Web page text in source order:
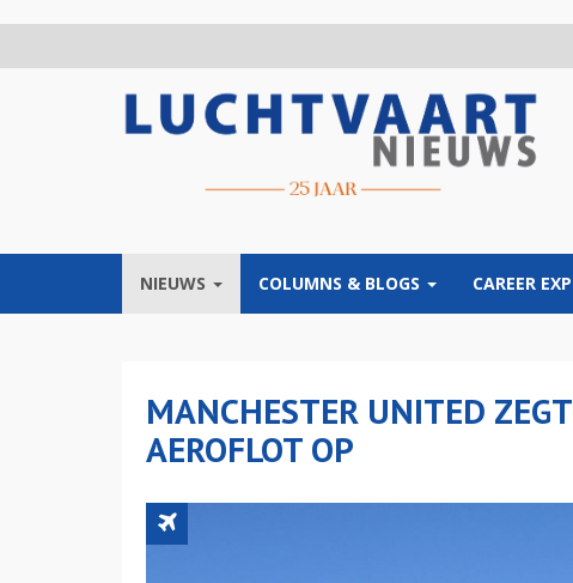
NIEUWS COLUMNS & BLOGS CAREER
MANCHESTER UNITED
AEROFLOT OP